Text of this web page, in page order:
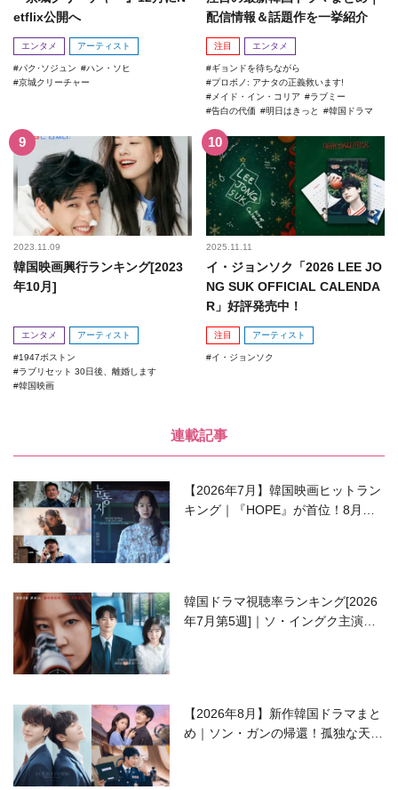
etflix公開へ
エンタメ アーティスト
パク･ソジュン
ハン・ソヒ
京城クリーチャー
配信情報＆話題作を一挙紹介
注目 エンタメ
ギョンドを待ちながら
プロボノ: アナタの正義救います!
メイド・イン・コリア
ラブミー
告白の代価
明日はきっと 韓国ドラマ
2023.11.09
韓国映画興行ランキング[2023
年10月]
エンタメ アーティスト
1947ボストン
ラブリセット 30日後、離婚します
韓国映画
2025.11.11
イ・ジョンソク「2026 LEE JO
NG SUK OFFICIAL CALENDA
R」好評発売中！
注目 アーティスト
イ・ジョンソク
連載記事
【2026年7月】韓国映画ヒットラン
キング｜『HOPE』が首位！8月公
韓国ドラマ視聴率ランキング[2026
年7月第5週]｜ソ・イングク主演の
【2026年8月】新作韓国ドラマまと
め｜ソン・ガンの帰還！孤独な天才